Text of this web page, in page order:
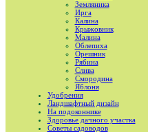
Земляника
Ирга
Калина
Крыжовник
Малина
Облепиха
Орешник
Рябина
Слива
Смородина
Яблоня
Удобрения
Ландшафтный дизайн
На подоконнике
Здоровье дачного участка
Советы садоводов